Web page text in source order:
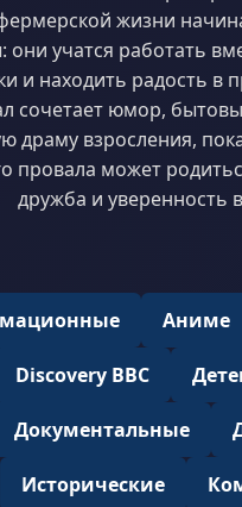
жизни
они учатся работать
и находить радость в
сочетает юмор,
драму взросления,
провала может
дружба и уверенность
Аниме
Discovery BBC
Документальные
Исторические